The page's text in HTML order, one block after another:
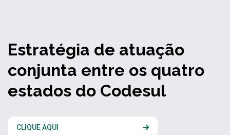
Estratégia de atuação
conjunta entre os quatro
estados do Codesul
CLIQUE AQUI